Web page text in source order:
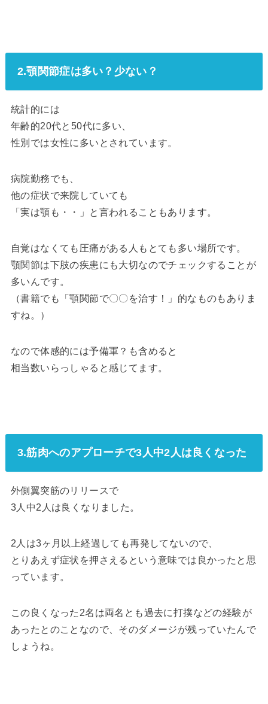
2.顎関節症は多い？少ない？
統計的には
年齢的20代と50代に多い、
性別では女性に多いとされています。
病院勤務でも、
他の症状で来院していても
「実は顎も・・」と言われることもあります。
自覚はなくても圧痛がある人もとても多い場所です。
顎関節は下肢の疾患にも大切なのでチェックすることが
多いんです。
（書籍でも「顎関節で〇〇を治す！」的なものもありま
すね。）
なので体感的には予備軍？も含めると
相当数いらっしゃると感じてます。
3.筋肉へのアプローチで3人中2人は良くなった
外側翼突筋のリリースで
3人中2人は良くなりました。
2人は3ヶ月以上経過しても再発してないので、
とりあえず症状を押さえるという意味では良かったと思
っています。
この良くなった2名は両名とも過去に打撲などの経験が
あったとのことなので、そのダメージが残っていたんで
しょうね。